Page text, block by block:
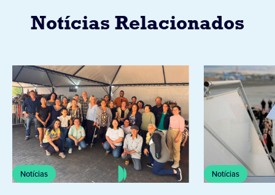
Notícias Relacionados
Notícias Notícias